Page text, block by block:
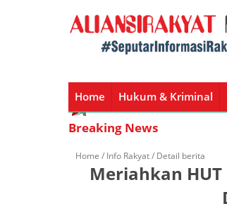
Home Hukum & Kriminal
Home Hukum & Kriminal
Breaking News
Home / Info Rakyat/ Detail berita
Meriahkan HUT